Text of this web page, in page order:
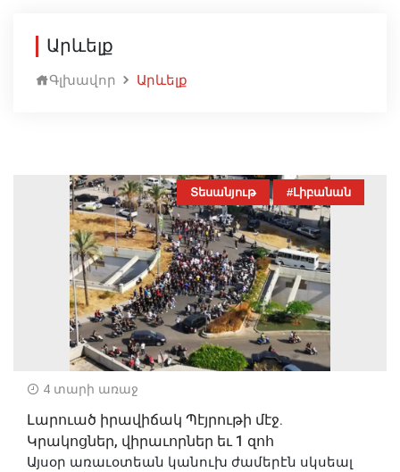
Արևելք
Գլխավոր Արևելք
Տեսանյութ #Լիբանան
4 տարի առաջ
Լարուած իրավիճակ Պէյրութի մէջ.
Կրակոցներ, վիրաւորներ եւ 1 զոհ
Այսօր առաւօտեան կանուխ ժամերէն սկսեալ